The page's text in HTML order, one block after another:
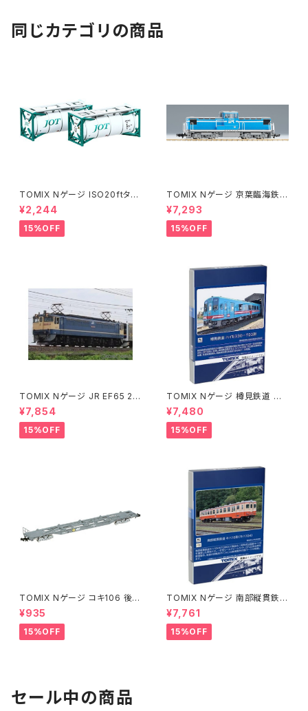
同じカテゴリの商品
TOMIX Nゲージ ISO20ftタン
クコンテナ 日本石油輸送 グリ
ーン 2個入 3127 鉄道模型
¥2,244
15%OFF
TOMIX Nゲージ 京葉臨海鉄道
KD55形 103号機 8616 鉄道模
型◇
¥7,293
15%OFF
TOMIX Nゲージ JR EF65 20
00形 復活国鉄色 7176 鉄道模
型◇
¥7,854
15%OFF
TOMIX Nゲージ 樽見鉄道 ハ
イモ330-703形 8615 鉄道模
型◇
¥7,480
15%OFF
TOMIX Nゲージ コキ106 後期
型 コンテナなし 8722 鉄道模
型 貨車◇
¥935
15%OFF
TOMIX Nゲージ 南部縦貫鉄道
キハ10形 (キハ104) 8611 鉄道
模型 ディーゼルカー◇
¥7,761
15%OFF
セール中の商品